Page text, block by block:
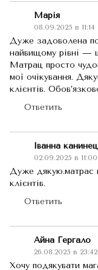
Марія
08.09.2025 в 11:14
Дуже задоволена
найвищому рівні —
Матрац просто
мої очікування.
клієнтів.
Ответить
Іванна
02.09.2025 в 11:00
Дуже дякую.матрас
клієнтів.
Ответить
Айна Гергало
26.08.2025 в 23:42
Хочу подякувати